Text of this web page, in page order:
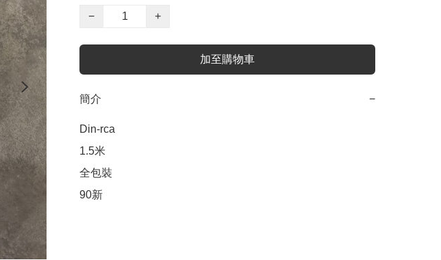
−
+
加至購物車
簡介 −
Din-rca
1.5米
全包裝
90新